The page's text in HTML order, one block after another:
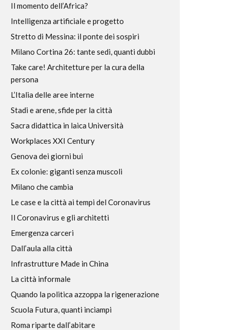
Il momento dell’Africa?
Intelligenza artificiale e progetto
Stretto di Messina: il ponte dei sospiri
Milano Cortina 26: tante sedi, quanti dubbi
Take care! Architetture per la cura della
persona
L’Italia delle aree interne
Stadi e arene, sfide per la città
Sacra didattica in laica Università
Workplaces XXI Century
Genova dei giorni bui
Ex colonie: giganti senza muscoli
Milano che cambia
Le case e la città ai tempi del Coronavirus
Il Coronavirus e gli architetti
Emergenza carceri
Dall’aula alla città
Infrastrutture Made in China
La città informale
Quando la politica azzoppa la rigenerazione
Scuola Futura, quanti inciampi
Roma riparte dall’abitare